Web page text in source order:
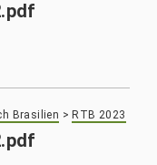
Brasilien > RTB 2023